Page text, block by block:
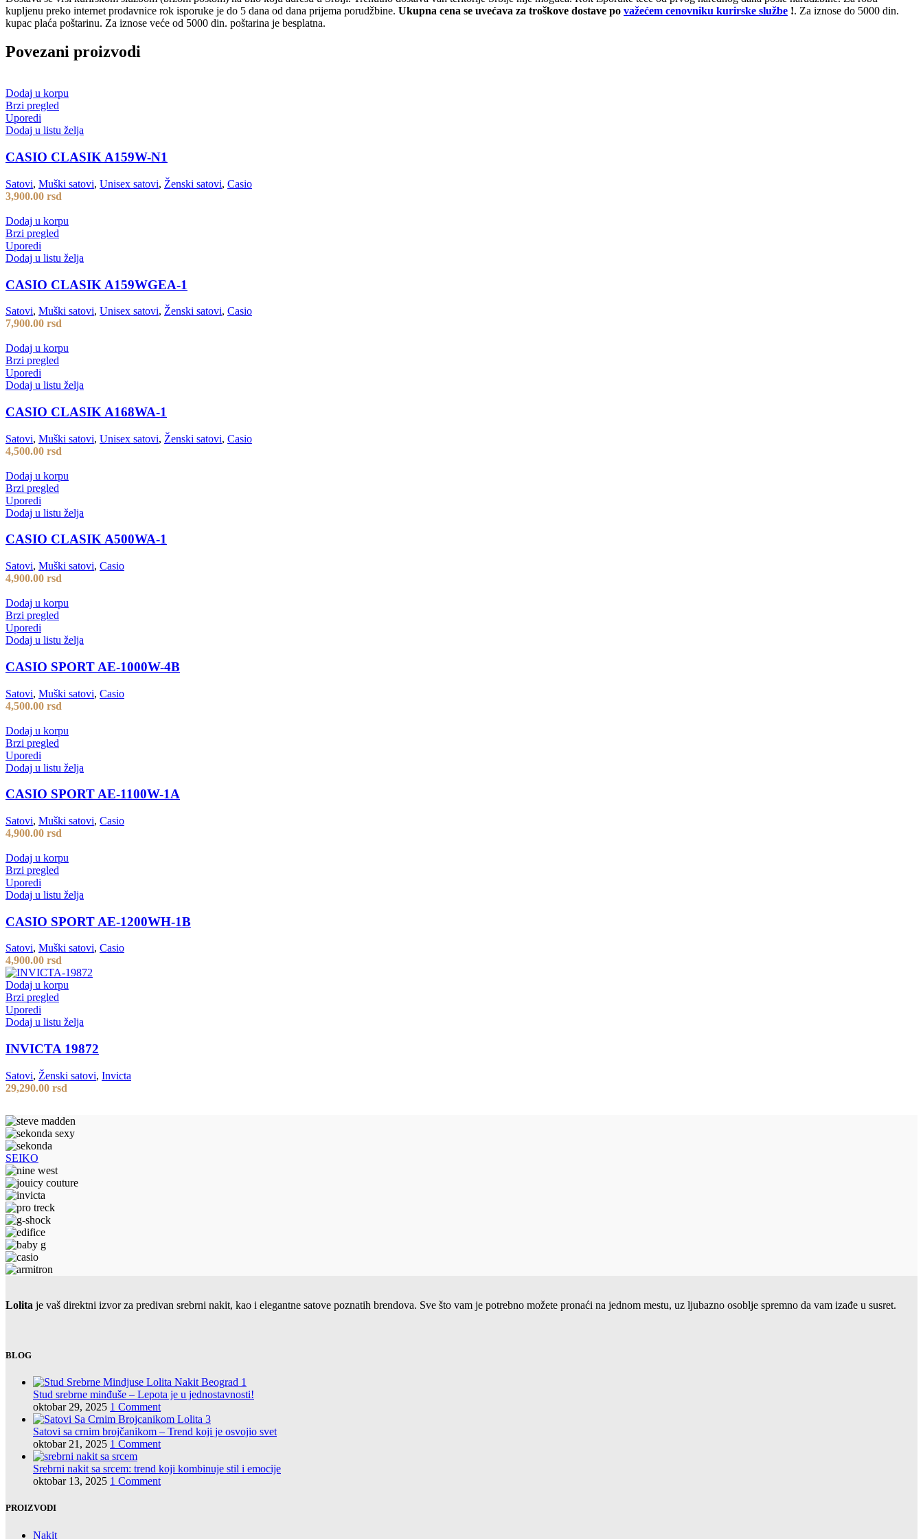
kupljenu preko internet prodavnice rok isporuke je do 5 dana od dana prijema porudžbine. Ukupna cena se uvećava za troškove dostave po važećem cenovniku kurirske službe !. Za iznose do 5000 din.
kupac plaća poštarinu. Za iznose veće od 5000 din. poštarina je besplatna.
Povezani proizvodi
Dodaj u korpu
Brzi pregled
Uporedi
Dodaj u listu želja
CASIO CLASIK A159W-N1
Satovi, Muški satovi, Unisex satovi, Ženski satovi, Casio
3,900.00 rsd
Dodaj u korpu
Brzi pregled
Uporedi
Dodaj u listu želja
CASIO CLASIK A159WGEA-1
Satovi, Muški satovi, Unisex satovi, Ženski satovi, Casio
7,900.00 rsd
Dodaj u korpu
Brzi pregled
Uporedi
Dodaj u listu želja
CASIO CLASIK A168WA-1
Satovi, Muški satovi, Unisex satovi, Ženski satovi, Casio
4,500.00 rsd
Dodaj u korpu
Brzi pregled
Uporedi
Dodaj u listu želja
CASIO CLASIK A500WA-1
Satovi, Muški satovi, Casio
4,900.00 rsd
Dodaj u korpu
Brzi pregled
Uporedi
Dodaj u listu želja
CASIO SPORT AE-1000W-4B
Satovi, Muški satovi, Casio
4,500.00 rsd
Dodaj u korpu
Brzi pregled
Uporedi
Dodaj u listu želja
CASIO SPORT AE-1100W-1A
Satovi, Muški satovi, Casio
4,900.00 rsd
Dodaj u korpu
Brzi pregled
Uporedi
Dodaj u listu želja
CASIO SPORT AE-1200WH-1B
Satovi, Muški satovi, Casio
4,900.00 rsd
Dodaj u korpu
Brzi pregled
Uporedi
Dodaj u listu želja
INVICTA 19872
Satovi, Ženski satovi, Invicta
29,290.00 rsd
SEIKO
Lolita je vaš direktni izvor za predivan srebrni nakit, kao i elegantne satove poznatih brendova. Sve što vam je potrebno možete pronaći na jednom mestu, uz ljubazno osoblje spremno da vam izađe u susret.
BLOG
Stud srebrne minđuše – Lepota je u jednostavnosti!
oktobar 29, 2025 1 Comment
Satovi sa crnim brojčanikom – Trend koji je osvojio svet
oktobar 21, 2025 1 Comment
Srebrni nakit sa srcem: trend koji kombinuje stil i emocije
oktobar 13, 2025 1 Comment
PROIZVODI
Nakit